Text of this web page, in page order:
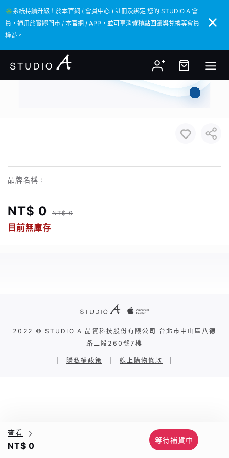
✳️系統持續升級！於本官網 ( 會員中心 ) 註冊及綁定 您的 STUDIO A 會
員，通用於實體門市 / 本官網 / APP，並可享消費積點回饋與兌換等會員
權益。
✳️系統持續升級！於本官網 ( 會員中心 ) 註冊及綁定 您的 STUDIO A 會
員，通用於實體門市 / 本官網 / APP，並可享消費積點回饋與兌換等會員
權益。
品牌名稱 :
NT$ 0 NT$ 0
目前無庫存
查看
NT$ 0
等待補貨中
2022 © STUDIO A 晶實科技股份有限公司 台北市中山區八德
路二段260號7樓
隱私權政策 線上購物條款